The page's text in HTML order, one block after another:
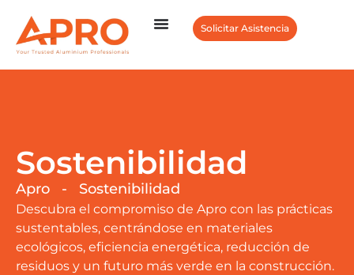
Solicitar Asistencia
Sostenibilidad
Apro - Sostenibilidad
Descubra el compromiso de Apro con las prácticas
sustentables, centrándose en materiales
ecológicos, eficiencia energética, reducción de
residuos y un futuro más verde en la construcción.